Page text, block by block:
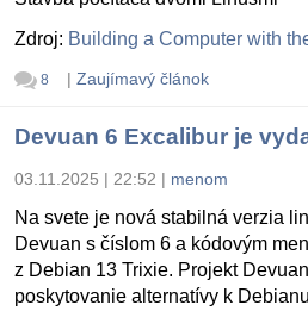
Zdroj: Building a Computer with
8 | Zaujímavý článok
Devuan 6 Excalibur je
03.11.2025 | 22:52 | menom
Na svete je nová stabilná verzia
Devuan s číslom 6 a kódovým
z Debian 13 Trixie. Projekt
poskytovanie alternatívy k